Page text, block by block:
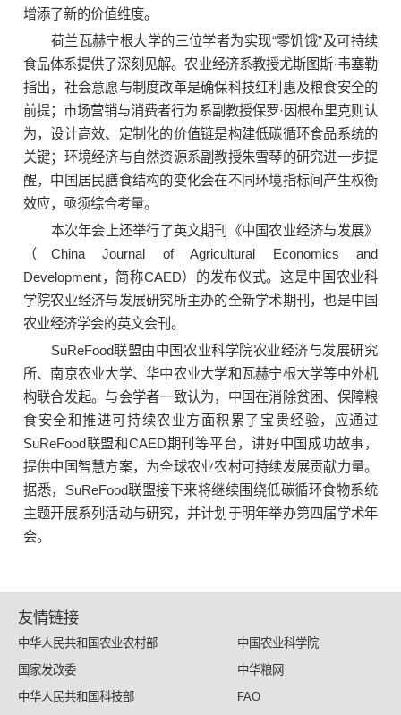
增添了新的价值维度。
荷兰瓦赫宁根大学的三位学者为实现“零饥饿”及可持续
食品体系提供了深刻见解。农业经济系教授尤斯图斯·韦塞勒
指出，社会意愿与制度改革是确保科技红利惠及粮食安全的
前提；市场营销与消费者行为系副教授保罗·因根布里克则认
为，设计高效、定制化的价值链是构建低碳循环食品系统的
关键；环境经济与自然资源系副教授朱雪琴的研究进一步提
醒，中国居民膳食结构的变化会在不同环境指标间产生权衡
效应，亟须综合考量。
本次年会上还举行了英文期刊《中国农业经济与发展》
（China Journal of Agricultural Economics and
Development，简称CAED）的发布仪式。这是中国农业科
学院农业经济与发展研究所主办的全新学术期刊，也是中国
农业经济学会的英文会刊。
SuReFood联盟由中国农业科学院农业经济与发展研究
所、南京农业大学、华中农业大学和瓦赫宁根大学等中外机
构联合发起。与会学者一致认为，中国在消除贫困、保障粮
食安全和推进可持续农业方面积累了宝贵经验，应通过
SuReFood联盟和CAED期刊等平台，讲好中国成功故事，
提供中国智慧方案，为全球农业农村可持续发展贡献力量。
据悉，SuReFood联盟接下来将继续围绕低碳循环食物系统
主题开展系列活动与研究，并计划于明年举办第四届学术年
会。
友情链接
中华人民共和国农业农村部
中国农业科学院
国家发改委
中华粮网
中华人民共和国科技部
FAO